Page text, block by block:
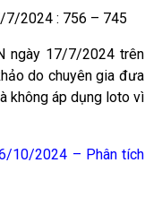
7/2024 : 756 – 745
ngày 17/7/2024 trên
do chuyên gia đưa
không áp dụng loto vì
10/2024 – Phân tích